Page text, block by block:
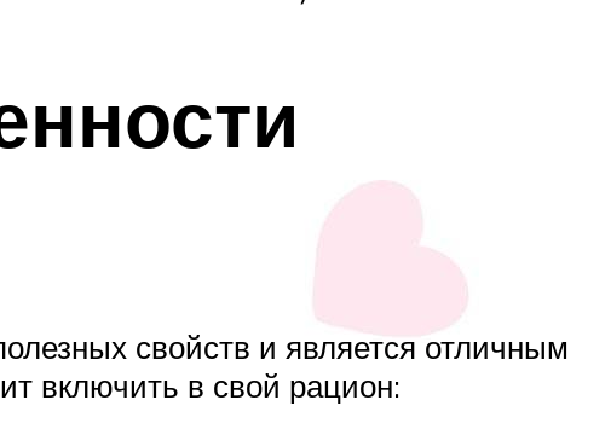
свойств и является отличным
включить в свой рацион: